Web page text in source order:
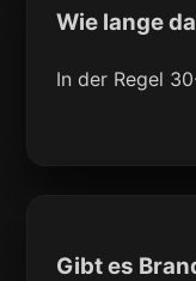
Wie lange
In der Regel
Gibt es